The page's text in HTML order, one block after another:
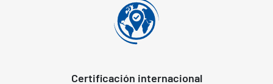
Certificación internacional